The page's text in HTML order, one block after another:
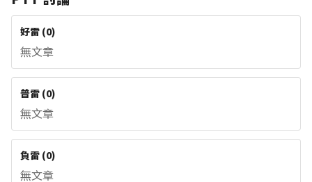
好雷 (0)
無文章
普雷 (0)
無文章
負雷 (0)
無文章